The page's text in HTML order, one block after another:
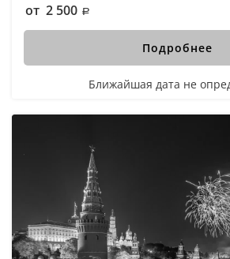
от 2 500
Подробнее
Ближайшая дата не